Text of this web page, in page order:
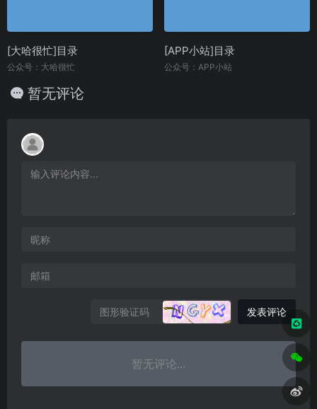
[大哈很忙]目录
公众号：大哈很忙
[APP小站]目录
公众号：APP小站
暂无评论
发表评论
暂无评论...